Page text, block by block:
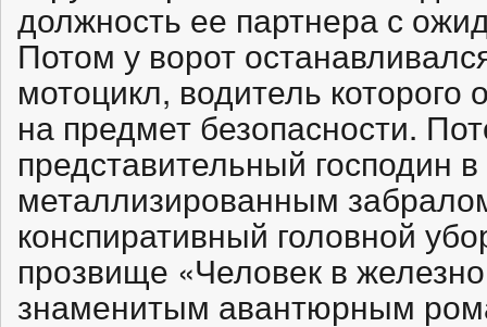
должность ее партнера с
Потом у ворот
мотоцикл, водитель которого
на предмет безопасности.
представительный господин
металлизированным
конспиративный головной
прозвище «Человек в
знаменитым авантюрным